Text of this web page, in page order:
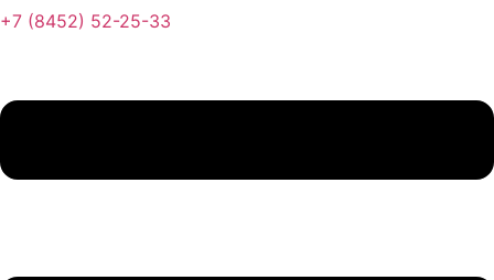
+7 (8452) 52-25-33